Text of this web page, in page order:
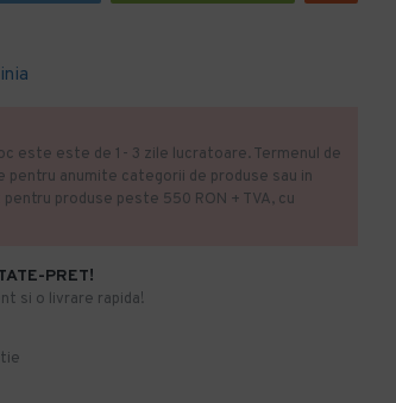
PRET!
si o livrare rapida!
este este de 1- 3 zile lucratoare. Termenul de
anumite categorii de produse sau in
produse peste 550 RON + TVA, cu